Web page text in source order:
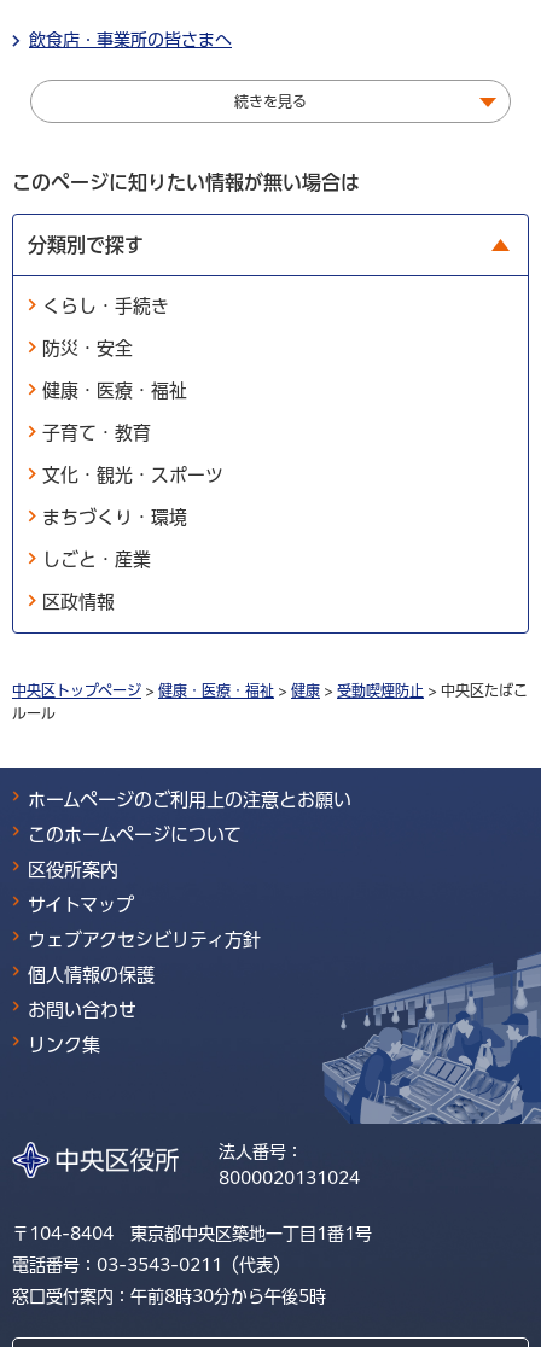
飲食店・事業所の皆さまへ
続きを見る
このページに知りたい情報が無い場合は
分類別で探す
くらし・手続き
防災・安全
健康・医療・福祉
子育て・教育
文化・観光・スポーツ
まちづくり・環境
しごと・産業
区政情報
中央区トップページ > 健康・医療・福祉 > 健康 > 受動喫煙防止 > 中央区たばこ
ルール
ホームページのご利用上の注意とお願い
このホームページについて
区役所案内
サイトマップ
ウェブアクセシビリティ方針
個人情報の保護
お問い合わせ
リンク集
法人番号：
8000020131024
〒104-8404 東京都中央区築地一丁目1番1号
電話番号：03-3543-0211（代表）
窓口受付案内：午前8時30分から午後5時